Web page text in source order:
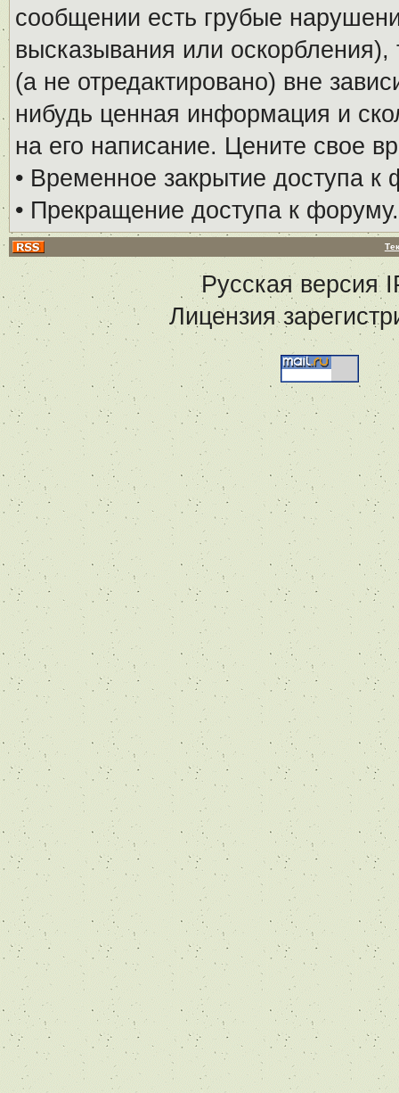
сообщении есть грубые
высказывания или
(а не отредактировано) вне
нибудь ценная информация и
на его написание. Цените свое
• Временное закрытие доступа к
• Прекращение доступа к форуму.
Русская версия
Лицензия